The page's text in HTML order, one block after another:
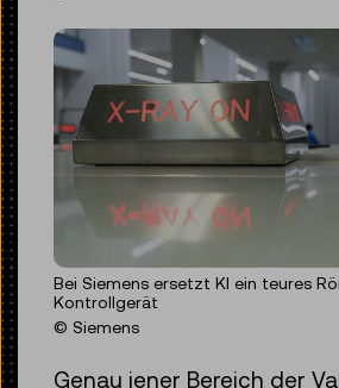
Bei Siemens ersetzt KI ein teures
Kontrollgerät
© Siemens
Genau jener Bereich der